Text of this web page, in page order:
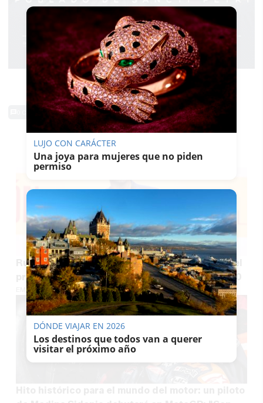
0 Comentarios
TE PUEDE INTERESAR
Rubiales reaparece y culpa a Pedro Sánchez del
protagonismo de Marruecos en el Mundial 2030
EMILIO CABRERA
LUJO CON CARÁCTER
Una joya para mujeres que no piden
permiso
DÓNDE VIAJAR EN 2026
Los destinos que todos van a querer
visitar el próximo año